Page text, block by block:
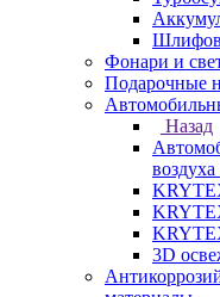
Фонари и
Подарочные
Назад
воздуха
3D